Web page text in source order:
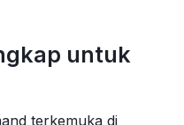
untuk
terkemuka di